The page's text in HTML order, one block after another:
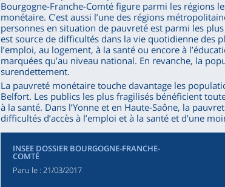
Bourgogne-Franche-Comté figure parmi les régions
monétaire. C’est aussi l’une des régions
personnes en situation de pauvreté est parmi les
est source de difficultés dans la vie quotidienne des
l’emploi, au logement, à la santé ou encore à
marquées qu’au niveau national. En revanche, la
surendettement.
La pauvreté monétaire touche davantage les
Belfort. Les publics les plus fragilisés bénéficient
à la santé. Dans l’Yonne et en Haute-Saône, la
difficultés d’accès à l’emploi et à la santé et d’une
INSEE DOSSIER BOURGOGNE-FRANCHE-
COMTÉ
Paru le : 21/03/2017